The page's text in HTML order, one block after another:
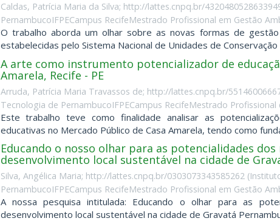
Caldas, Patrícia Maria da Silva; http://lattes.cnpq.br/
PernambucoIFPECampus RecifeMestrado Profissional em Gestão
O trabalho aborda um olhar sobre as novas formas de
estabelecidas pelo Sistema Nacional de Unidades de Conservação
A arte como instrumento potencializador de
Amarela, Recife - PE
Arruda, Patrícia Maria Travassos de; http://lattes.cnpq.br/
Tecnologia de PernambucoIFPECampus RecifeMestrado
Este trabalho teve como finalidade analisar as
educativas no Mercado Público de Casa Amarela, tendo como
Educando o nosso olhar para as potencialidades
desenvolvimento local sustentável na cidade de
Silva, Angélica Maria; http://lattes.cnpq.br/0303073343585262 (
PernambucoIFPECampus RecifeMestrado Profissional em Gestão
A nossa pesquisa intitulada: Educando o olhar para as
desenvolvimento local sustentável na cidade de Gravatá